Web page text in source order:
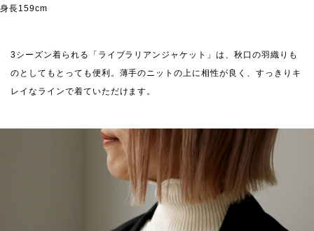
身長159cm
3シーズン着られる「ライブラリアンジャケット」は、秋口の羽織りも
のとしてもとっても便利。薄手のニットの上に相性が良く、すっきりキ
レイなラインで着ていただけます。